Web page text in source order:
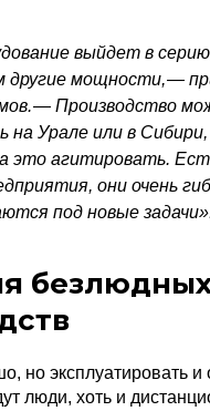
выйдет в
другие мощности, —
— ​Производство
на Урале или в
это агитировать.
они очень
под новые
но эксплуатировать и
люди, хоть и